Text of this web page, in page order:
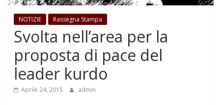
NOTIZIE Rassegna Stampa
Svolta nell’area per la
proposta di pace del
leader kurdo
Aprile 24, 2015 admin